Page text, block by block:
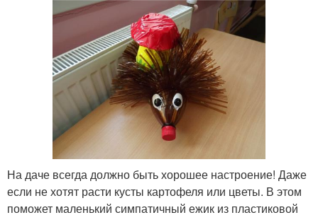
На даче всегда должно быть хорошее настроение! Даже
если не хотят расти кусты картофеля или цветы. В этом
поможет маленький симпатичный ежик из пластиковой